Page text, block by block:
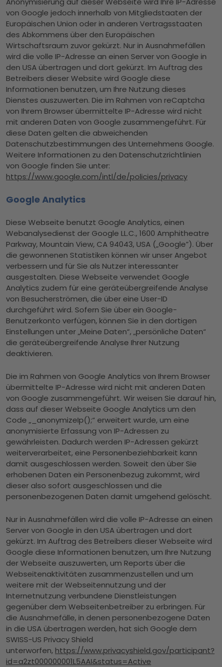
von Google jedoch innerhalb von Mitgliedstaaten der
Europäischen Union oder in anderen Vertragsstaaten
des Abkommens über den Europäischen
Wirtschaftsraum zuvor gekürzt. Nur in Ausnahmefällen
wird die volle IP-Adresse an einen Server von Google in
den USA übertragen und dort gekürzt. Im Auftrag des
Betreibers dieser Website wird Google diese
Informationen benutzen, um Ihre Nutzung dieses
Dienstes auszuwerten. Die im Rahmen von reCaptcha
von Ihrem Browser übermittelte IP-Adresse wird nicht
mit anderen Daten von Google zusammengeführt. Für
diese Daten gelten die abweichenden
Datenschutzbestimmungen des Unternehmens Google.
Weitere Informationen zu den Datenschutzrichtlinien
von Google finden Sie unter:
https://www.google.com/intl/de/policies/privacy
Google Analytics
Diese Webseite benutzt Google Analytics, einen
Webanalysedienst der Google LL.C., 1600 Amphitheatre
Parkway, Mountain View, CA 94043, USA („Google”). Über
die gewonnenen Statistiken können wir unser Angebot
verbessern und für Sie als Nutzer interessanter
ausgestalten. Diese Webseite verwendet Google
Analytics zudem für eine geräteübergreifende Analyse
von Besucherströmen, die über eine User-ID
durchgeführt wird. Sofern Sie über ein Google-
Benutzerkonto verfügen, können Sie in den dortigen
Einstellungen unter „Meine Daten“, „persönliche Daten“
die geräteübergreifende Analyse Ihrer Nutzung
deaktivieren.
Die im Rahmen von Google Analytics von Ihrem Browser
übermittelte IP-Adresse wird nicht mit anderen Daten
von Google zusammengeführt. Wir weisen Sie darauf hin,
dass auf dieser Webseite Google Analytics um den
Code „_anonymizeIp();“ erweitert wurde, um eine
anonymisierte Erfassung von IP-Adressen zu
gewährleisten. Dadurch werden IP-Adressen gekürzt
weiterverarbeitet, eine Personenbeziehbarkeit kann
damit ausgeschlossen werden. Soweit den über Sie
erhobenen Daten ein Personenbezug zukommt, wird
dieser also sofort ausgeschlossen und die
personenbezogenen Daten damit umgehend gelöscht.
Nur in Ausnahmefällen wird die volle IP-Adresse an einen
Server von Google in den USA übertragen und dort
gekürzt. Im Auftrag des Betreibers dieser Webseite wird
Google diese Informationen benutzen, um Ihre Nutzung
der Webseite auszuwerten, um Reports über die
Webseitenaktivitäten zusammenzustellen und um
weitere mit der Webseitennutzung und der
Internetnutzung verbundene Dienstleistungen
gegenüber dem Webseitenbetreiber zu erbringen. Für
die Ausnahmefälle, in denen personenbezogene Daten
in die USA übertragen werden, hat sich Google dem
SWISS-US Privacy Shield
unterworfen, https://www.privacyshield.gov/participant?
id=a2zt000000001L5AAI&status=Active